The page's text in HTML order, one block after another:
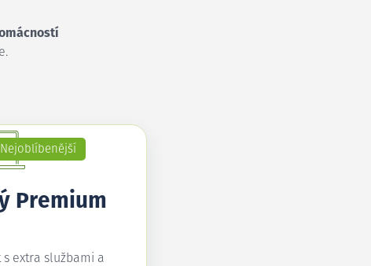
Nejoblíbenější
Premium
extra službami a